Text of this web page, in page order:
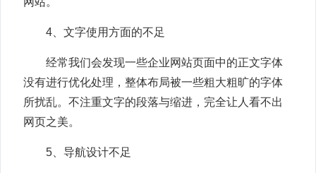
4、文字使用方面的不足
经常我们会发现一些企业网站页面中的正文字体
没有进行优化处理，整体布局被一些粗大粗旷的字体
所扰乱。不注重文字的段落与缩进，完全让人看不出
网页之美。
5、导航设计不足